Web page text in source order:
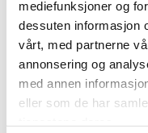
mediefunksjoner og
dessuten informasjon
vårt, med partnerne
annonsering og
med annen
eller som de har